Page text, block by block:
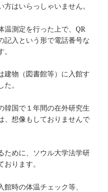
はいらっしゃいません。
温測定を行った上で、QR
記入という形で電話番号な
建物（図書館等）に入館す
。
韓国で１年間の在外研究生
、想像もしておりませんで
ために、ソウル大学法学研
ります。
時の体温チェック等、